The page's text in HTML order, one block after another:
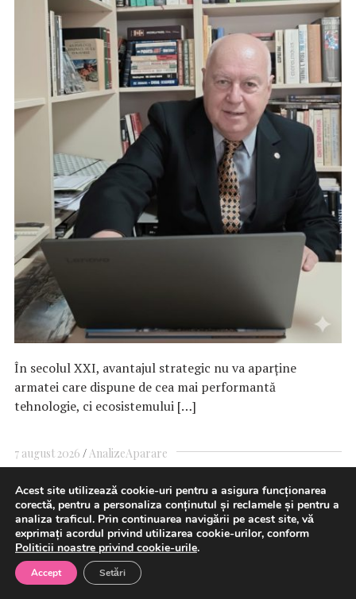
În secolul XXI, avantajul strategic nu va aparține
armatei care dispune de cea mai performantă
tehnologie, ci ecosistemului […]
7 august 2026 AnalizeAparare
Ministerul Energiei anunţă că a
emis o alertă timpurie către
Comisia Europeană în contextul
Acest site utilizează cookie-uri pentru a asigura funcționarea
corectă, pentru a personaliza conținutul și reclamele și pentru a
analiza traficul. Prin continuarea navigării pe acest site, vă
exprimați acordul privind utilizarea cookie-urilor, conform
Politicii noastre privind cookie-urile.
Accept Setări